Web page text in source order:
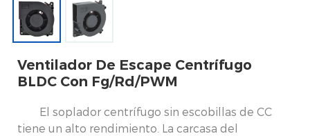
Ventilador De Escape Centrífugo
BLDC Con Fg/Rd/PWM
El soplador centrífugo sin escobillas de CC
tiene un alto rendimiento. La carcasa del